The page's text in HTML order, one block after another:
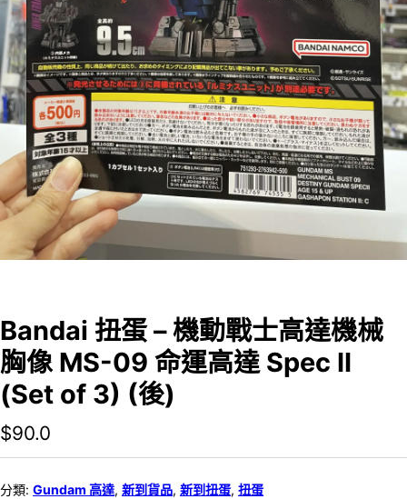
Bandai 扭蛋 – 機動戰士高達機械
胸像 MS-09 命運高達 Spec II
(Set of 3) (後)
$90.0
分類: Gundam 高達, 新到貨品, 新到扭蛋, 扭蛋